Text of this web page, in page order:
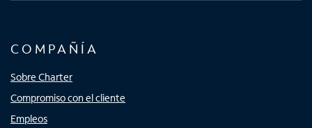
COMPAÑÍA
Sobre Charter
Compromiso con el cliente
Empleos